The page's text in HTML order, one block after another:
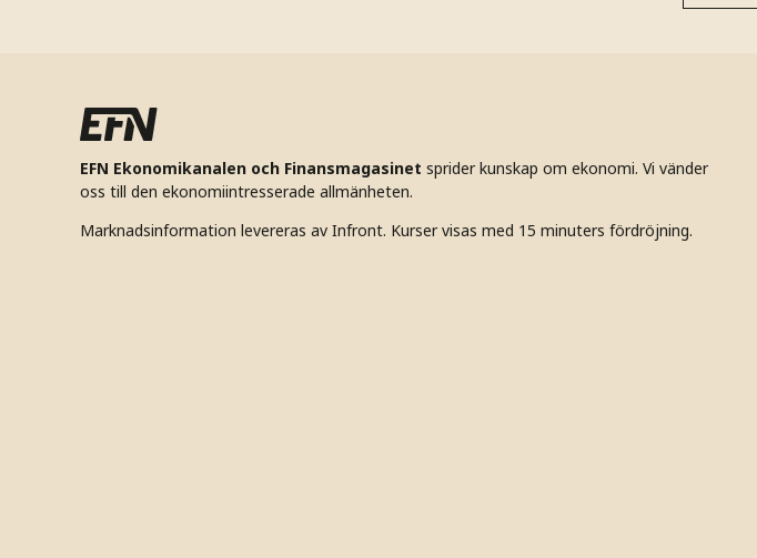
EFN Ekonomikanalen och Finansmagasinet sprider kunskap om ekonomi. Vi vänder
oss till den ekonomiintresserade allmänheten.
Marknadsinformation levereras av Infront. Kurser visas med 15 minuters fördröjning.